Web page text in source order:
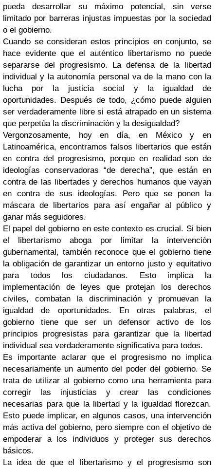
pueda desarrollar su máximo potencial, sin verse
limitado por barreras injustas impuestas por la sociedad
o el gobierno.
Cuando se consideran estos principios en conjunto, se
hace evidente que el auténtico libertarismo no puede
separarse del progresismo. La defensa de la libertad
individual y la autonomía personal va de la mano con la
lucha por la justicia social y la igualdad de
oportunidades. Después de todo, ¿cómo puede alguien
ser verdaderamente libre si está atrapado en un sistema
que perpetúa la discriminación y la desigualdad?
Vergonzosamente, hoy en día, en México y en
Latinoamérica, encontramos falsos libertarios que están
en contra del progresismo, porque en realidad son de
ideologías conservadoras “de derecha”, que están en
contra de las libertades y derechos humanos que vayan
en contra de sus ideologías. Pero que se ponen la
máscara de libertarios para así engañar al público y
ganar más seguidores.
El papel del gobierno en este contexto es crucial. Si bien
el libertarismo aboga por limitar la intervención
gubernamental, también reconoce que el gobierno tiene
la obligación de garantizar un entorno justo y equitativo
para todos los ciudadanos. Esto implica la
implementación de leyes que protejan los derechos
civiles, combatan la discriminación y promuevan la
igualdad de oportunidades. En otras palabras, el
gobierno tiene que ser un defensor activo de los
principios progresistas para garantizar que la libertad
individual sea verdaderamente significativa para todos.
Es importante aclarar que el progresismo no implica
necesariamente un aumento del poder del gobierno. Se
trata de utilizar al gobierno como una herramienta para
corregir las injusticias y crear las condiciones
necesarias para que la libertad y la igualdad florezcan.
Esto puede implicar, en algunos casos, una intervención
más activa del gobierno, pero siempre con el objetivo de
empoderar a los individuos y proteger sus derechos
básicos.
La idea de que el libertarismo y el progresismo son